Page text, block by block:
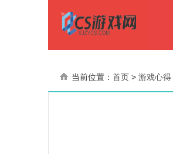
当前位置： 首页 > 游戏心得